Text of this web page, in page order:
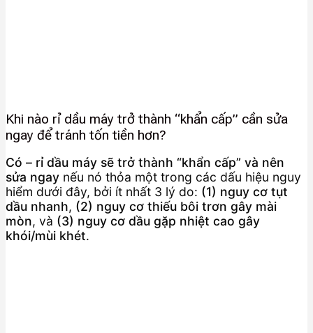
Khi nào rỉ dầu máy trở thành “khẩn cấp” cần sửa
ngay để tránh tốn tiền hơn?
Có – rỉ dầu máy sẽ trở thành “khẩn cấp” và nên
sửa ngay nếu nó thỏa một trong các dấu hiệu nguy
hiểm dưới đây, bởi ít nhất 3 lý do: (1) nguy cơ tụt
dầu nhanh, (2) nguy cơ thiếu bôi trơn gây mài
mòn, và (3) nguy cơ dầu gặp nhiệt cao gây
khói/mùi khét.